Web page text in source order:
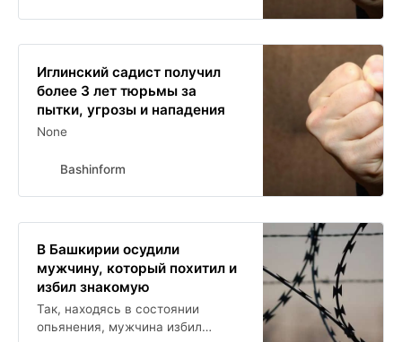
Иглинский садист получил
более 3 лет тюрьмы за
пытки, угрозы и нападения
None
Bashinform
В Башкирии осудили
мужчину, который похитил и
избил знакомую
Так, находясь в состоянии
опьянения, мужчина избил